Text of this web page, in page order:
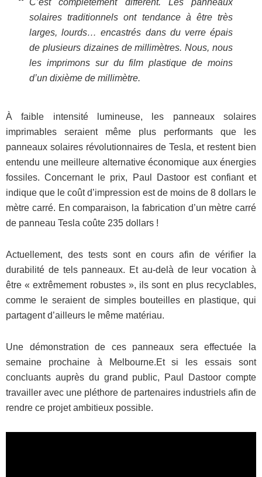
solaires traditionnels ont tendance à être très
larges, lourds… encastrés dans du verre épais
de plusieurs dizaines de millimètres. Nous, nous
les imprimons sur du film plastique de moins
d’un dixième de millimètre.
À faible intensité lumineuse, les panneaux solaires
imprimables seraient même plus performants que les
panneaux solaires révolutionnaires de Tesla, et restent bien
entendu une meilleure alternative économique aux énergies
fossiles. Concernant le prix, Paul Dastoor est confiant et
indique que le coût d’impression est de moins de 8 dollars le
mètre carré. En comparaison, la fabrication d’un mètre carré
de panneau Tesla coûte 235 dollars !
Actuellement, des tests sont en cours afin de vérifier la
durabilité de tels panneaux. Et au-delà de leur vocation à
être « extrêmement robustes », ils sont en plus recyclables,
comme le seraient de simples bouteilles en plastique, qui
partagent d’ailleurs le même matériau.
Une démonstration de ces panneaux sera effectuée la
semaine prochaine à Melbourne.Et si les essais sont
concluants auprès du grand public, Paul Dastoor compte
travailler avec une pléthore de partenaires industriels afin de
rendre ce projet ambitieux possible.